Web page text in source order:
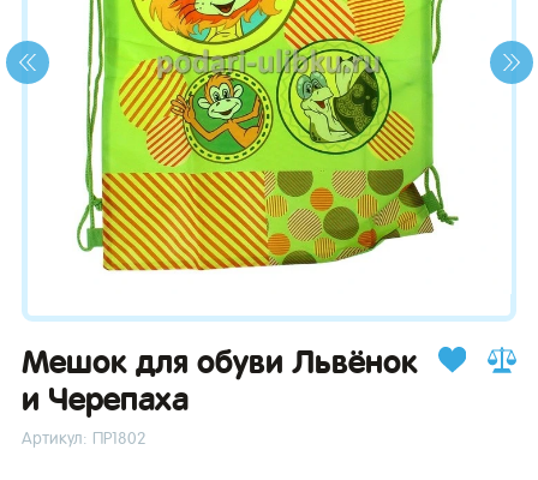
Мешок для обуви Львёнок
и Черепаха
Артикул: ПР1802